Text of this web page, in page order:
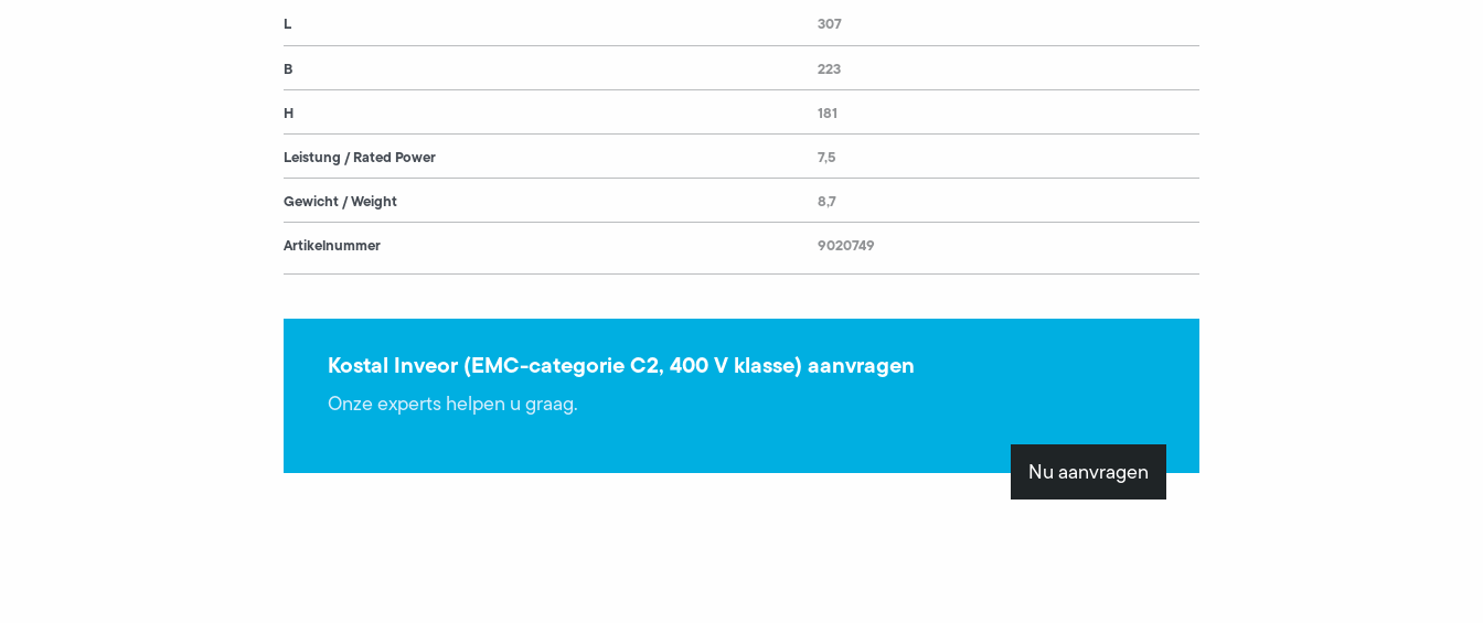
L
B
H
Leistung / Rated Power
Gewicht / Weight
Artikelnummer
307
223
181
7,5
8,7
9020749
Kostal Inveor (EMC-categorie C2, 400 V klasse) aanvragen
Onze experts helpen u graag.
Nu aanvragen